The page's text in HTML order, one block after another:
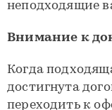
неподходящие
Внимание к
Когда
достигнута
переходить к